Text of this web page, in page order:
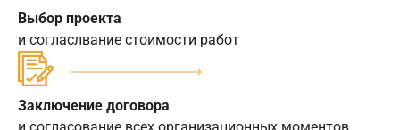
Выбор проекта
и согласлвание стоимости работ
Заключение договора